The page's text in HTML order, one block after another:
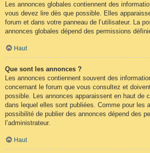
Les annonces globales contiennent des
vous devez lire dès que possible. Elles
forum et dans votre panneau de l’utilisateur. La
annonces globales dépend des permissions
Haut
Que sont les annonces ?
Les annonces contiennent souvent des
concernant le forum que vous consultez et
possible. Les annonces apparaissent en haut de
dans lequel elles sont publiées. Comme pour les
possibilité de publier des annonces dépend des
l’administrateur.
Haut